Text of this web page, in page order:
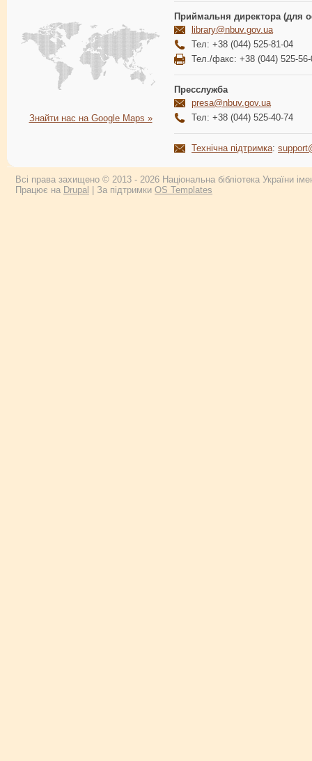
Знайти нас на Google Maps »
Приймальня директора (для
library@nbuv.gov.ua
Тел: +38 (044) 525-81-04
Тел./факс: +38 (044) 525-56-
Пресслужба
presa@nbuv.gov.ua
Тел: +38 (044) 525-40-74
Технічна підтримка:
Всі права захищено © 2013 - 2026 Національна бібліотека України
Працює на Drupal | За підтримки OS Templates